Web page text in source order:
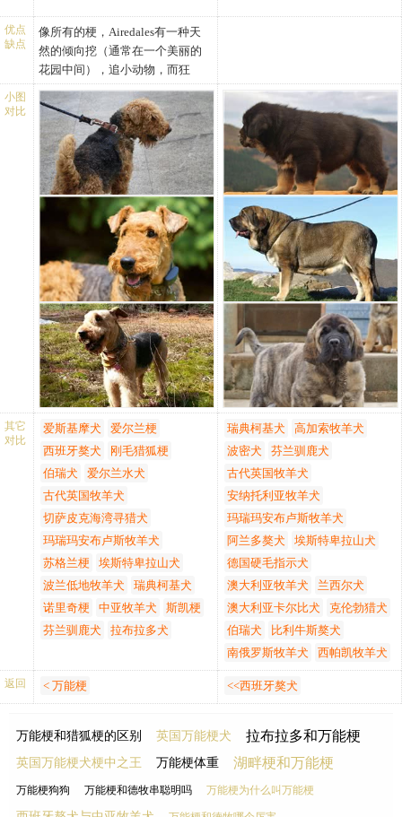
格利采用了这种标准，一些年后
在争夺奥特利金牌的竞赛中，该
品种首次夺冠。
Champion Master Briar（1897～
1906年）被公认为是该品种的元
老。它可能在家庭的谱系中处于
主干的地位，该家族的分支中还
有许多小分支。它著名的儿子
Ch.Clonmel Monarch和Crompton
Marvel，体现了其遗传优势。前
者被出口到费城，在那里，热情
的爱好者将该品种推向了整个半
在二战以前举办的犬展中，最有
影响的万能梗是英国的Warland
Ditto （1919—1927）。其父
Cragsman Dictator，其母
ch.Warland Strategy以及外祖父
Ch.Rhosddu Royalist都被出口到
美国。
万能梗品种的完美程度被具有标
准条件的犬只所不断证实，它们
种都参加的犬展上获得了最好的
评价。它们给许多热心的主人留
下了非常好的印象，这些主人将
其视为家庭中忠诚的好伴侣，好
守护者。
万能梗被用在非洲，印度、加拿
大以及美国的许多行业中。在德
国和英国，它们是最早被用作警
犬的品种之一。由于它们不会因
为受伤而畏惧下一次的任务，在
格使其受到许多警犬养殖场的饲
养者和主人的青睐，其中许多是
妇女，这些妇女以养有该品种的
幼年时良好的性格是区分该品种
的标准之一，成年后，它们对陌
各种环境中，它们的性情可被人
眼睛：颜色深、小、不突
出、充满梗类犬的眼神，热
情而聪慧。
嘴唇：紧。
鼻镜：为黑色，而且不能太
小。
颌/牙齿：钳状咬合、轻微的
重叠咬合或剪状咬合都可以
接受，不分优劣。
躯干：
颈部：长度和厚度适中，向
肩部逐渐加粗。皮肤紧，不
肩部：肩部长，斜向与背结
合。肩胛平。
胸部：从前面看，胸深但不
宽。胸的深度大致与肘部齐
平。
背部：短，结实，水平。
肋骨：扩张良好。腰部肌肉
发达，宽度适中。最后一根
肋骨到臀部的距离短。
后躯：结实、肌肉发达，没
有下垂。
四肢：
前肢:笔直，肌肉发达、骨量
充足。
动。
后腿:长而且有力，大腿肌肉
发达，后膝关节角度恰当，
不向内翻或向外转。
飞节：从后面看，飞节以下
度合适，脚趾适度上拱，不
尾根位置较高。尾巴总是快
乐地举着，但不能翻卷在背
步态：
步态在比赛中十分关键。行
活的一面。
四肢：
四肢：多肉的胸部、颈部的
垂肉是最明显的特征。骨骼
健壮而且前腿笔直。
脚：脚大呈圆形。
尾巴：
根部很厚，尾巴末端略弯
曲。
步态：
首选的步态是小跑，必须是
一种和谐的步伐，强有力的
向前滚动的步伐。
失格：
任何与上述各点的背离均视
为缺陷，任何身体或行为上
明显表现失常之犬均为失
格。
定，便于管理。有些犬更换饲喂
场所会出现拒食及食欲减退现
象。
②除夏季外，都应喂给温热的饲
料，饲料的温度最好在40°C左
右，不要过冷、过热;夏天可喂给
冷食，冬天必须对饲料进行加
温，最好在35°C左右，以下烫手
为宜，饲料太热不但影响的食
欲，而且会烫坏犬齿;太凉的食物
则容易吃坏肚子。
③每只犬的食具要固定，不要乱
用。多犬饲喂时尤其要注意不能
串换各犬食盆，以防疾病传播。
喂食后要清洗，并定期煮沸消
毒。犬的生活极有规律，因而最
好能让犬定位进餐。
④喂食时要注意观察犬的吃食情
况，出现剩食或不食，要查明原
因及时采取措施。吃剩的饲料随
即拿走，不可长时放置任犬随时
采食。
⑤对幼犬和病犬要特别关照。幼
犬每日最好喂4次，添食要从少到
多，从劣至优，固定食量要少加
少减，不宜喂得十分饱。对病犬
要多喂流食，瘦肉和蛋类或刺激
性、易消化、营养全面的病号食
物。病犬要多饮净水。
⑥喂食前后不要让犬做激烈运
动。
法。先次后好可保持犬的食欲旺
盛，少添勤喂可使犬总有不饱之
感，不至于厌倦、挑食。
对3个月以内的幼犬应喂以稀饭、
牛奶或豆浆并加入适量切碎的
鱼、肉类以及切碎煮熟的青菜。
为了降低饲料成本而又不影响幼
犬的营养，可将猪、牛肺脏之类
的脏器煮熟切碎后，与青菜、玉
米面等熟食混匀后喂犬，这样既
经济，犬又爱吃。有些人认为，
如给犬全部喂肉类，可使犬长得
健壮，其实这是错误的做法。
4~6月龄的幼犬，食量增大，体重
增加很快，每日所需饲料量也随
之增多，每天至少喂3次。6月龄
后的犬，每天喂2次即可――幼犬
的食谱，应先按原犬主的食谱
喂，逐渐转换。
全吃肉类不仅不能使犬健壮，反
而因消化不良，难以吸收而使多
数犬发生腹泻。肉类中蛋白质虽
素E和腆较少，同时肉类中钙少磷
多，长期吃肉，易造成幼犬体内
因钙、磷比例失调而骨骼形成障
碍，易于断裂或出现肢行，对大
型犬如大丹犬等更不宜过早喂以
多量肉类，否则可能引起前肢弯
曲。幼犬制饲养中，水是绝对不
可少的东西，应经常放一盆清水
于固定的场所，以便它在吃食及
运动前后任意饮用。
就可使其发育正常，胃肠健康。
尤其在夏秋季节，天气炎热，体
内水分蒸发很快，特别是爱活动
易引起组织内缺水，甚至引起脱
水而影响犬的健康，最好在每次
水。
色比其他地方略深，大腿和肘部
以下、身躯下半部分及胸部也是
棕色，棕色还延伸到肩膀。它的
身躯上半部分两侧，应该是黑
色、深灰色或红色，胸部有白色
斑是这一品种的某些品系特有的
特征，皮毛为金针状、有少部分
为弯曲，下层毛柔软而密厚，毛
色有黄棕色，背与两侧毛呈黑或
深灰色。能梗万头颅和脸在外观
上只有很小的差异。头颅应该很
长，而且平坦，耳朵间距离不能
太宽，眼睛间距离略窄。头皮没
有皱纹、止部勉强可见，面颊不
丰满。耳朵位于头部两
侧，“V”形，但不能指向眼睛，小
但与整体尺寸比例恰当。耳朵的
折叠线应该与头顶处于同一水平
线。面颊应该深、结实、有力、
而且肌肉发达，填满的位置。眼
睛应该颜色深、小、不突出，具
有梗类犬的眼神，热情而聪慧。
万能梗犬的嘴唇较紧。鼻镜为黑
长度和厚度适中，同肩部逐渐加
粗。皮肤紧，不能松弛。它的肩
部较长，斜向与背结合，肩胛
平，从前面看，胸深但不宽，胸
的深度大致与肘部齐平。背部
好，腰部肌肉发达，宽度适中，
最后一根肋骨到臀部的距离短。
尾根位置较高。尾巴总是快乐地
且骨量充足。肘部垂直于身体，
能自由活动；后腿长而且有力，
大腿肌肉发达，后膝关节角度恰
当，不向内翻或向外转。从后面
看，飞节以下彼此平行。足爪
小，圆且紧密，脚垫深度合适，
脚趾适度上拱，不向内翻或向外
优点
缺点
像所有的梗，Airedales有一种天
然的倾向挖（通常在一个美丽的
花园中间），追小动物，而狂
吠。
该万能梗是人类纪念品的活动收
集。他会拿起任何东西（袜子，
内衣，儿童玩具）添加到他的宝
藏藏匿。
作为一个高能量的工作犬，万能
梗需要每天锻炼。一般情况下，
他依然活跃，充满活力的在他的
生活。他不适应的公寓生活，需
要一个家，一个大型围栏码。
咀嚼是另一个最喜欢的大狗的习
惯。他将咀嚼任何东西，而且应
该留在一个箱子或安全狗窝与坚
固的玩具，当你离家出走。
在艾尔代尔是一个独立的狗，但
他喜欢成为家庭中的一员。他是
最快乐时与他的所有者的内部，
并且不意味着是一个后院狗。
万能梗是非常好的儿童和被亲切
地称为可靠的保姆。然而，孩子
和狗不应该离开无人看管。
业美容师或了解自己的新郎万
能。
培训和社会化是必不可少的教万
能正确犬礼仪。如果他不用于其
他狗和人，他可以争吵。
会从一个不负责任的饲养员，小
狗磨或宠物店买了一只小狗。找
养的狗，以确保它们是免费的，
他们可能传递到小狗的遗传病，
小图
对比
其它
对比
爱斯基摩犬
爱尔兰梗
西班牙獒犬
刚毛猎狐梗
伯瑞犬
爱尔兰水犬
古代英国牧羊犬
切萨皮克海湾寻猎犬
玛瑞玛安布卢斯牧羊犬
苏格兰梗
埃斯特卑拉山犬
波兰低地牧羊犬
瑞典柯基犬
诺里奇梗
中亚牧羊犬
斯凯梗
芬兰驯鹿犬
拉布拉多犬
瑞典柯基犬
高加索牧羊犬
波密犬
芬兰驯鹿犬
古代英国牧羊犬
安纳托利亚牧羊犬
玛瑞玛安布卢斯牧羊犬
阿兰多獒犬
埃斯特卑拉山犬
德国硬毛指示犬
澳大利亚牧羊犬
兰西尔犬
澳大利亚卡尔比犬
克伦勃猎犬
伯瑞犬
比利牛斯獒犬
南俄罗斯牧羊犬
西帕凯牧羊犬
返回 < 万能梗 <<西班牙獒犬
万能梗和猎狐梗的区别 英国万能梗犬 拉布拉多和万能梗
英国万能梗犬梗中之王 万能梗体重 湖畔梗和万能梗
万能梗狗狗 万能梗和德牧串聪明吗 万能梗为什么叫万能梗